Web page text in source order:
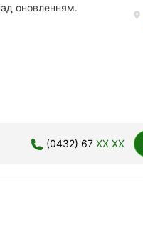
оновленням.
(0432) 67 XX XX